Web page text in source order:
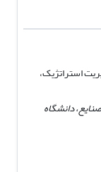
استراتژیک،
دانشگاه